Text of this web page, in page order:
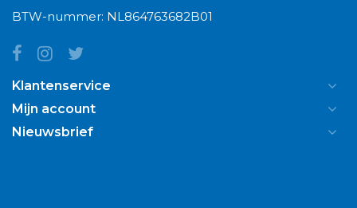
BTW-nummer: NL864763682B01
Klantenservice
Mijn account
Nieuwsbrief